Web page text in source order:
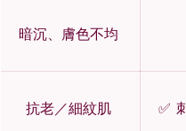
暗沉、膚色不均
抗老／細紋肌 ✅